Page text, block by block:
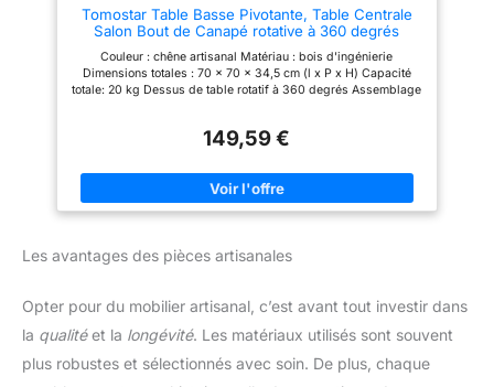
chiffon humide. L'assemblage
est simple, vous permettant de
fonctionnel et esthétique dans
votre espace de vie.
Tomostar Table Basse Pivotante, Table Centrale
Salon Bout de Canapé rotative à 360 degrés
Couleur : chêne artisanal Matériau : bois d'ingénierie
Dimensions totales : 70 x 70 x 34,5 cm (l x P x H) Capacité
totale: 20 kg Dessus de table rotatif à 360 degrés Assemblage
149,59 €
Les avantages des pièces artisanales
Opter pour du mobilier artisanal, c’est avant tout investir dans
la qualitéet la longévité. Les matériaux utilisés sont souvent
plus robustes et sélectionnés avec soin. De plus, chaque